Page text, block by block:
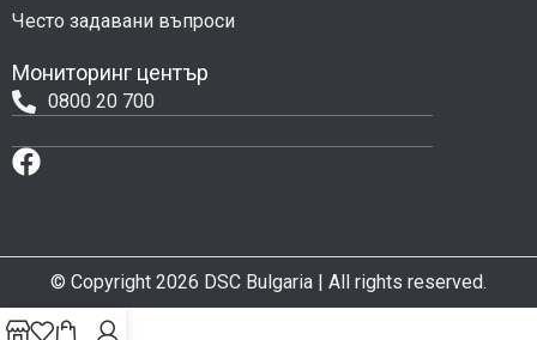
Често задавани въпроси
Мониторинг център
0800 20 700
© Copyright 2026 DSC Bulgaria | All rights reserved.